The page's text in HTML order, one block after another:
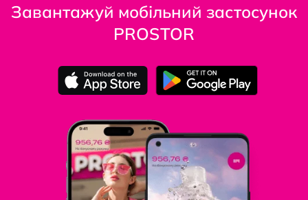
Завантажуй мобільний застосунок
PROSTOR